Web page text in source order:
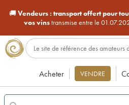
🚚Vendeurs : transport offert pour
vos vinstransmise entre le
Acheter VENDRE